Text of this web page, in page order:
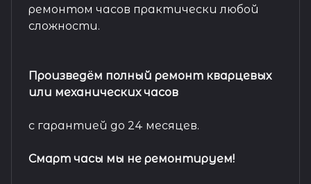
ремонтом часов практически любой
сложности.
Произведём полный ремонт кварцевых
или механических часов
с гарантией до 24 месяцев.
Смарт часы мы не ремонтируем!